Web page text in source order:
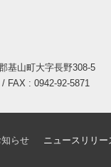
基山町大字長野308-5
FAX : 0942-92-5871
知らせ ニュースリリ